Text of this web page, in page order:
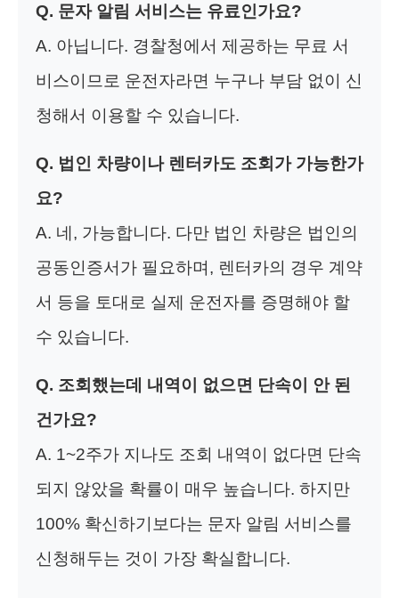
Q. 문자 알림 서비스는 유료인가요?
A. 아닙니다. 경찰청에서 제공하는 무료 서
비스이므로 운전자라면 누구나 부담 없이 신
청해서 이용할 수 있습니다.
Q. 법인 차량이나 렌터카도 조회가 가능한가
요?
A. 네, 가능합니다. 다만 법인 차량은 법인의
공동인증서가 필요하며, 렌터카의 경우 계약
서 등을 토대로 실제 운전자를 증명해야 할
수 있습니다.
Q. 조회했는데 내역이 없으면 단속이 안 된
건가요?
A. 1~2주가 지나도 조회 내역이 없다면 단속
되지 않았을 확률이 매우 높습니다. 하지만
100% 확신하기보다는 문자 알림 서비스를
신청해두는 것이 가장 확실합니다.